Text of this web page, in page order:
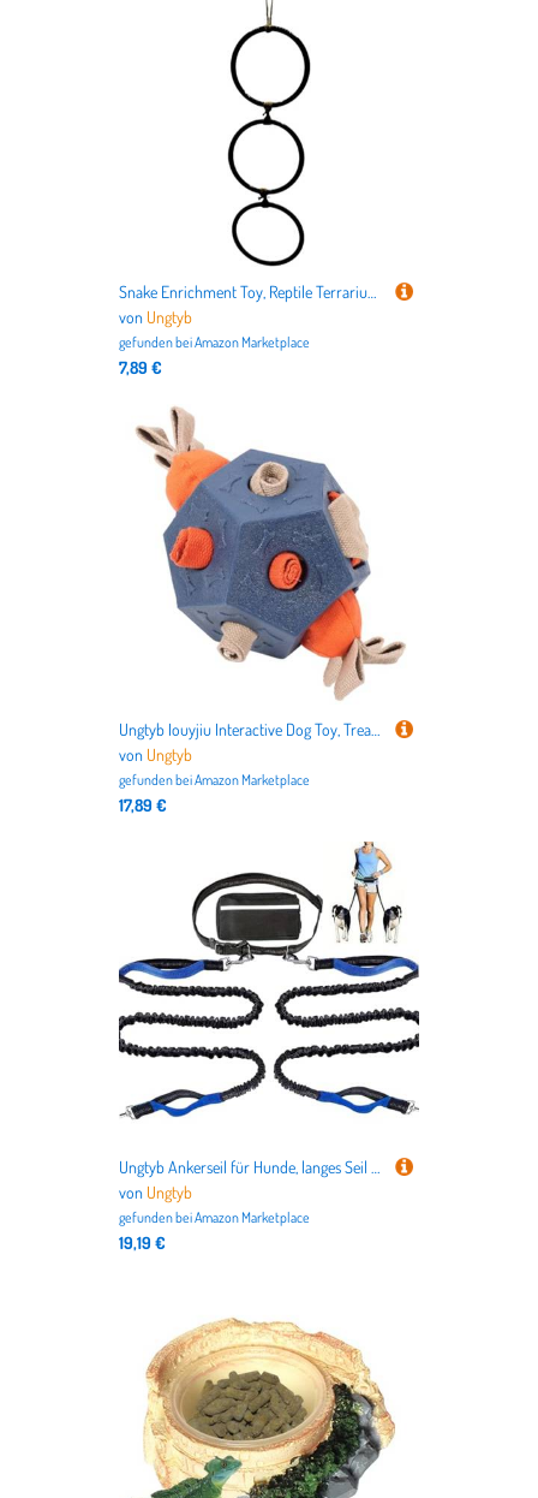
Snake Enrichment Toy, Reptile Terrarium Decor, Swing Hoop Chain with 3 Rings, Fun Toy for Pet Habitat, Indoor Amphibian and Reptile Accessories, Habitat Enrichment
von Ungtyb
gefunden beiAmazon Marketplace
7,89 €
Ungtyb Iouyjiu Interactive Dog Toy, Treat Dispensing Chew Ball, Squeaky Enrichment Puzzle, Durable Pet Play Solution for Small, Medium, Large Breeds, Teeth Cleaning, Sniffing, Relaxing
von Ungtyb
gefunden beiAmazon Marketplace
17,89 €
Ungtyb Ankerseil für Hunde, langes Seil für Training und Rückruf, robustes Trainingsseil mit Aufbewahrungstasche und langer Lebensdauer für mittlere und große Größen
von Ungtyb
gefunden beiAmazon Marketplace
19,19 €